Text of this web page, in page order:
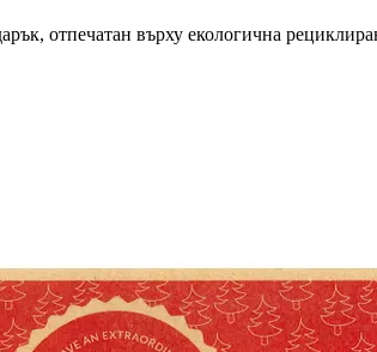
отпечатан върху екологична